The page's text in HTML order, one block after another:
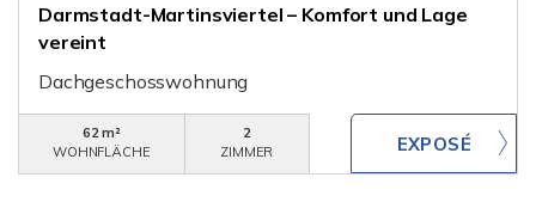
Darmstadt-Martinsviertel – Komfort und Lage
vereint
Dachgeschosswohnung
62 m²
WOHNFLÄCHE
2
ZIMMER